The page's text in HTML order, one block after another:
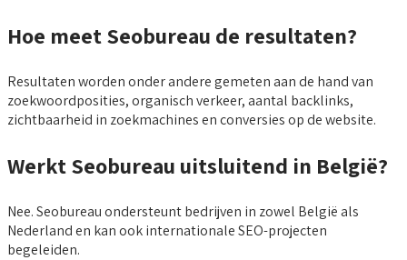
Hoe meet Seobureau de resultaten?
Resultaten worden onder andere gemeten aan de hand van
zoekwoordposities, organisch verkeer, aantal backlinks,
zichtbaarheid in zoekmachines en conversies op de website.
Werkt Seobureau uitsluitend in België?
Nee. Seobureau ondersteunt bedrijven in zowel België als
Nederland en kan ook internationale SEO-projecten
begeleiden.